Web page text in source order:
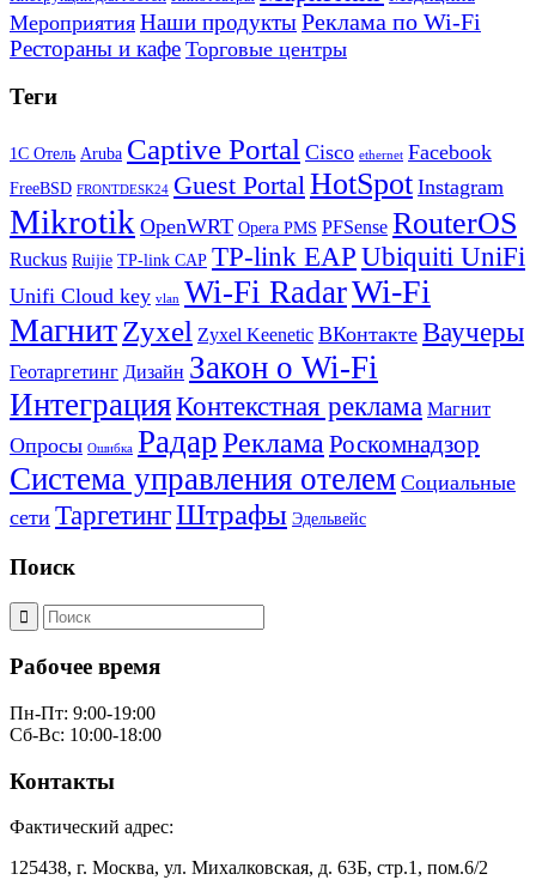
Мероприятия Наши продуктыРеклама по Wi-Fi
Рестораны и кафе Торговые центры
Теги
1С Отель Aruba Captive Portal Cisco ethernet Facebook
FreeBSD FRONTDESK24 Guest PortalHotSpot Instagram
Mikrotik OpenWRT Opera PMS PFSense RouterOS
Ruckus Ruijie TP-link CAP TP-link EAP Ubiquiti UniFi
Unifi Cloud key vlan Wi-Fi RadarWi-Fi
МагнитZyxel Zyxel Keenetic ВКонтакте Ваучеры
Геотаргетинг Дизайн Закон о Wi-Fi
ИнтеграцияКонтекстная реклама Магнит
Опросы Ошибка РадарРеклама Роскомнадзор
Система управления отелем Социальные
сети ТаргетингШтрафы Эдельвейс
Поиск
Рабочее время
Пн-Пт: 9:00-19:00
Сб-Вс: 10:00-18:00
Контакты
Фактический адрес:
125438, г. Москва, ул. Михалковская, д. 63Б, стр.1, пом.6/2